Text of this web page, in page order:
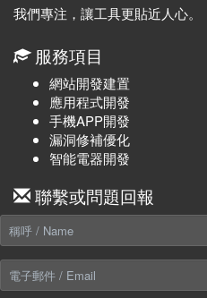
我們專注，讓工具更貼近人心。
服務項目
網站開發建置
應用程式開發
手機APP開發
漏洞修補優化
智能電器開發
聯繫或問題回報